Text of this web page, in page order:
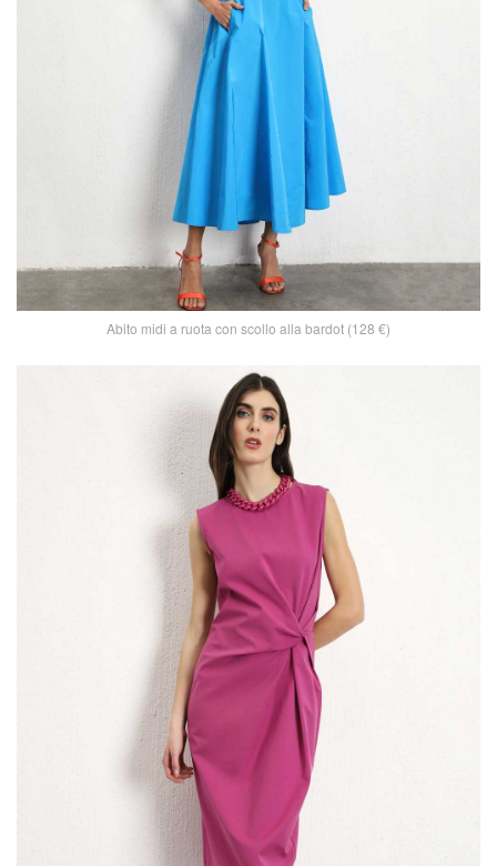
Abito midi a ruota con scollo alla bardot (128 €)